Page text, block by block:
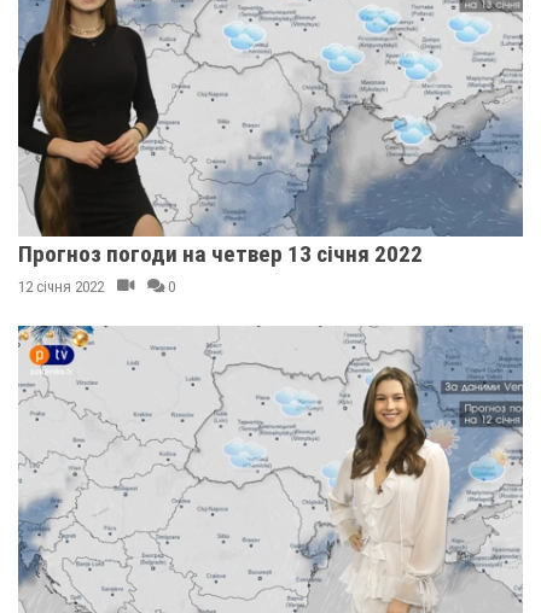
Прогноз погоди на четвер 13 січня 2022
12 січня 2022 0